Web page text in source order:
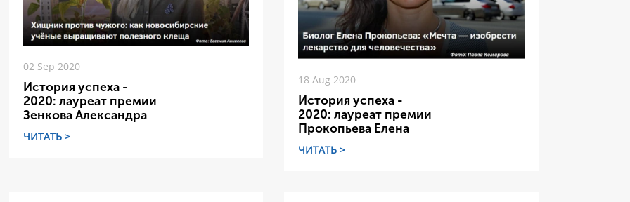
02 Sep 2020
История успеха -
2020: лауреат премии
Зенкова Александра
ЧИТАТЬ >
18 Aug 2020
История успеха -
2020: лауреат премии
Прокопьева Елена
ЧИТАТЬ >